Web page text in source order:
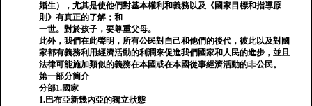
婚生），尤其是使他們對基本權利和義務以及《國家目標和指導原
則》有真正的了解；和
一世。對於孩子，要尊重父母。
此外，我們在此聲明，所有公民對自己和他們的後代，彼此以及對國
家都有義務利用經濟活動的利潤來促進我們國家和人民的進步，並且
法律可能施加類似的義務在本國或在本國從事經濟活動的非公民。
第一部分簡介
分部1.國家
1.巴布亞新幾內亞的獨立狀態